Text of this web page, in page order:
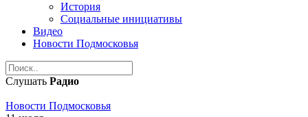
История
Социальные инициативы
Видео
Новости Подмосковья
Слушать Радио
Новости Подмосковья